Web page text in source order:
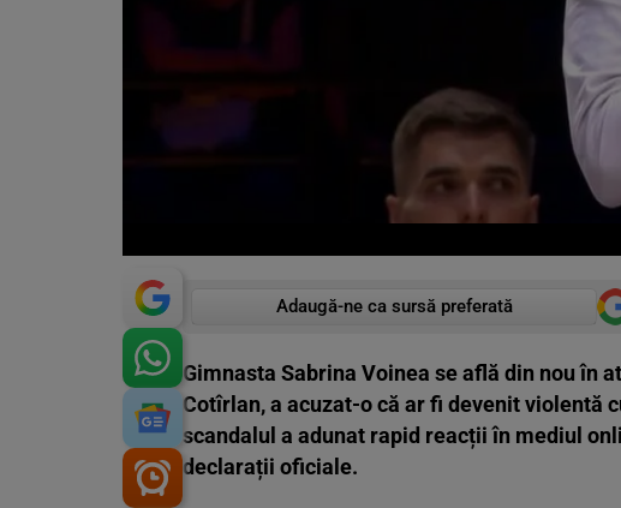
Adaugă-ne ca sursă preferată
Gimnasta Sabrina Voinea se află din nou în
Cotîrlan, a acuzat-o că ar fi devenit violentă
scandalul a adunat rapid reacții în mediul
declarații oficiale.